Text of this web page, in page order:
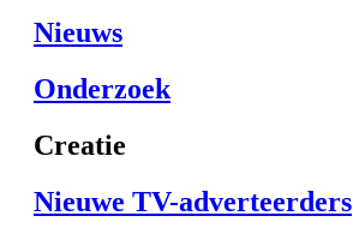
Nieuws
Onderzoek
Creatie
Nieuwe TV-adverteerders